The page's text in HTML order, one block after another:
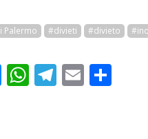
Palermo #divieti #divieto
Messenger
WhatsApp
Telegram
Email